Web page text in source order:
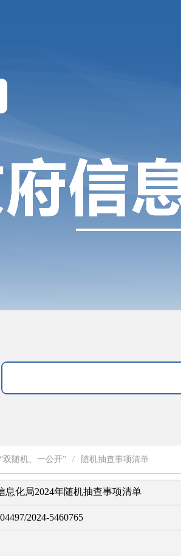
“双随机、一公开” / 随机抽查事项清单
息化局2024年随机抽查事项清单
2024-5460765